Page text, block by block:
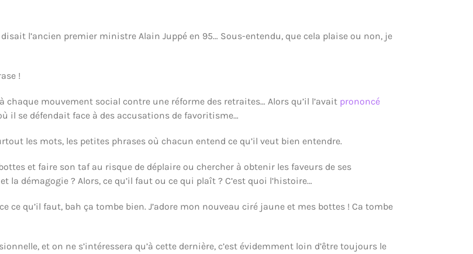
l’ancien premier ministre Alain Juppé en 95… Sous-entendu, que cela plaise ou non, je
!
chaque mouvement social contre une réforme des retraites… Alors qu’il l’avait prononcé
il se défendait face à des accusations de favoritisme…
les mots, les petites phrases où chacun entend ce qu’il veut bien entendre.
et faire son taf au risque de déplaire ou chercher à obtenir les faveurs de ses
démagogie ? Alors, ce qu’il faut ou ce qui plaît ? C’est quoi l’histoire…
ce qu’il faut, bah ça tombe bien. J’adore mon nouveau ciré jaune et mes bottes ! Ca tombe
et on ne s’intéressera qu’à cette dernière, c’est évidemment loin d’être toujours le